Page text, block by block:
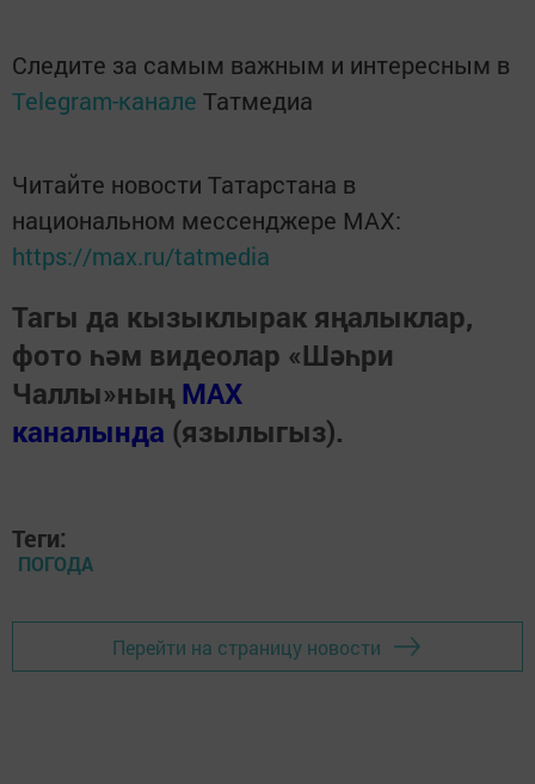
Следите за самым важным и интересным в
Telegram-канале Татмедиа
Читайте новости Татарстана в
национальном мессенджере MАХ:
https://max.ru/tatmedia
Тагы да кызыклырак яңалыклар,
фото һәм видеолар «Шәһри
Чаллы»ның MAX
каналында (язылыгыз).
Теги:
ПОГОДА
Перейти на страницу новости